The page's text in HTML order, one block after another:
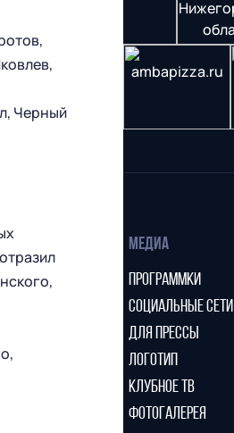
Черный
МЕДИА
ПРОГРАММКИ
СОЦИАЛЬНЫЕ СЕТИ
ДЛЯ ПРЕССЫ
ЛОГОТИП
КЛУБНОЕ ТВ
ФОТОГАЛЕРЕЯ